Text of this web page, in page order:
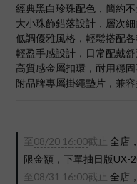
經典黑白珍珠配色，簡約
大小珠飾錯落設計，層次
低調優雅風格，輕鬆搭配
輕盈手感設計，日常配戴
高質感金屬扣環，耐用穩
附品牌專屬掛繩墊片，兼
至08/20 16:00截止
全店
限金額，下單抽日版UX-
至08/31 16:00截止
全店